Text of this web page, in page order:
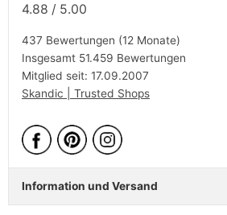
4.88 / 5.00
437 Bewertungen (12 Monate)
Insgesamt 51.459 Bewertungen
Mitglied seit: 17.09.2007
Skandic | Trusted Shops
Information und Versand